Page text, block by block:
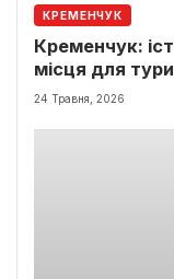
КРЕМЕНЧУК
Кременчук:
місця для
24 Травня, 2026